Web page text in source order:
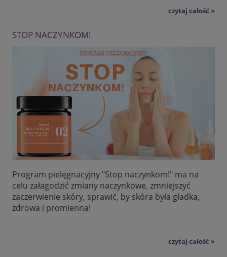
czytaj całość »
STOP NACZYNKOM!
Program pielęgnacyjny "Stop naczynkom!" ma na
celu załagodzić zmiany naczynkowe, zmniejszyć
zaczerwienie skóry, sprawić, by skóra była gładka,
zdrowa i promienna!
czytaj całość »